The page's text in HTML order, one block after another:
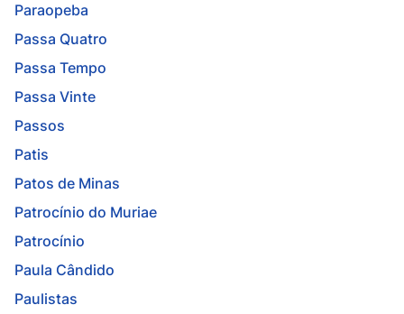
Paraopeba
Passa Quatro
Passa Tempo
Passa Vinte
Passos
Patis
Patos de Minas
Patrocínio do Muriae
Patrocínio
Paula Cândido
Paulistas